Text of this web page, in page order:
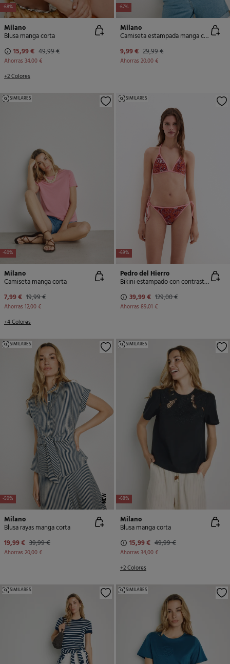
-68%
Milano
Blusa manga corta
15,99 € 49,99 €
Ahorras 34,00 €
+2 Colores
-67%
Milano
Camiseta estampada manga corta
9,99 € 29,99 €
Ahorras 20,00 €
-60%
SIMILARES
Milano
Camiseta manga corta
7,99 € 19,99 €
Ahorras 12,00 €
+4 Colores
-69%
SIMILARES
Pedro del Hierro
Bikini estampado con contrastes
39,99 € 129,00 €
Ahorras 89,01 €
-50% NEW
SIMILARES
Milano
Blusa rayas manga corta
19,99 € 39,99 €
Ahorras 20,00 €
-68%
SIMILARES
Milano
Blusa manga corta
15,99 € 49,99 €
Ahorras 34,00 €
+2 Colores
SIMILARES SIMILARES